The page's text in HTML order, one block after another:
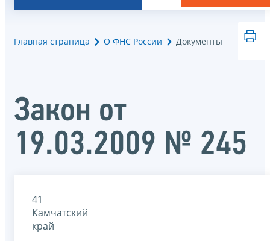
Главная страница О ФНС России Документы
Закон от
19.03.2009 № 245
41
Камчатский
край